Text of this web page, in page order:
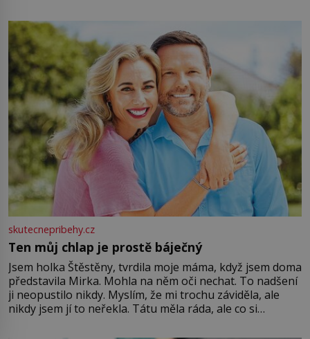
můžete obohatit své rituály a přinést do svého života
větší harmonii a klid. Je důležité
skutecnepribehy.cz
Ten můj chlap je prostě báječný
Jsem holka Štěstěny, tvrdila moje máma, když jsem doma
představila Mirka. Mohla na něm oči nechat. To nadšení
ji neopustilo nikdy. Myslím, že mi trochu záviděla, ale
nikdy jsem jí to neřekla. Tátu měla ráda, ale co si